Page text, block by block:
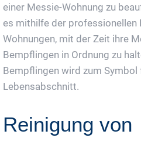
einer Messie-Wohnung zu
es mithilfe der professionellen
Wohnungen, mit der Zeit ihre
Bempflingen in Ordnung zu
Bempflingen wird zum Symbol
Lebensabschnitt.
Reinigung von